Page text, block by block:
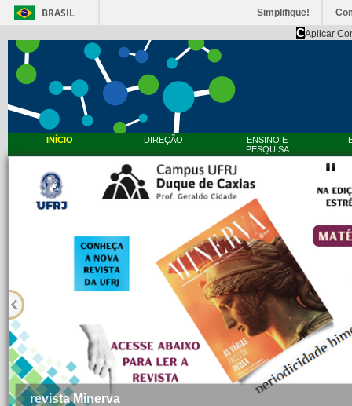
BRASIL Simplifique!
CAplicar
INÍCIO DIREÇÃO
ENSINO E
PESQUISA
revista Minerva